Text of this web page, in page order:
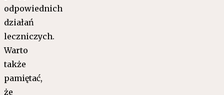
odpowiednich
działań
leczniczych.
Warto
także
pamiętać,
że